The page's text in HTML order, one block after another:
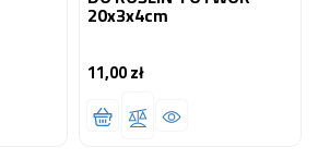
20x3x4cm
11,00 złCena